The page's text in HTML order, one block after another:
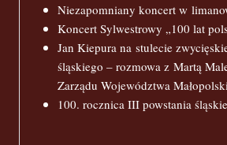
Niezapomniany koncert w
Koncert Sylwestrowy „100 lat
Jan Kiepura na stulecie
śląskiego – rozmowa z Martą
Zarządu Województwa
100. rocznica III powstania